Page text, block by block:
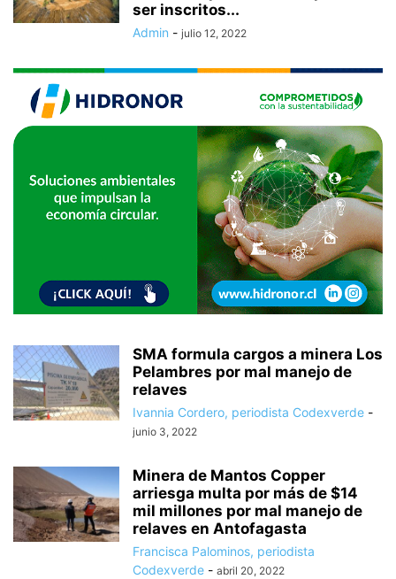
ser inscritos...
Admin - julio 12, 2022
SMA formula cargos a minera Los
Pelambres por mal manejo de
relaves
Ivannia Cordero, periodista Codexverde -
junio 3, 2022
Minera de Mantos Copper
arriesga multa por más de $14
mil millones por mal manejo de
relaves en Antofagasta
Francisca Palominos, periodista
Codexverde - abril 20, 2022